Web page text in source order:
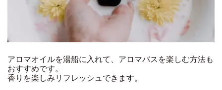
アロマオイルを湯船に入れて、アロマバスを楽しむ方法も
おすすめです。
香りを楽しみリフレッシュできます。